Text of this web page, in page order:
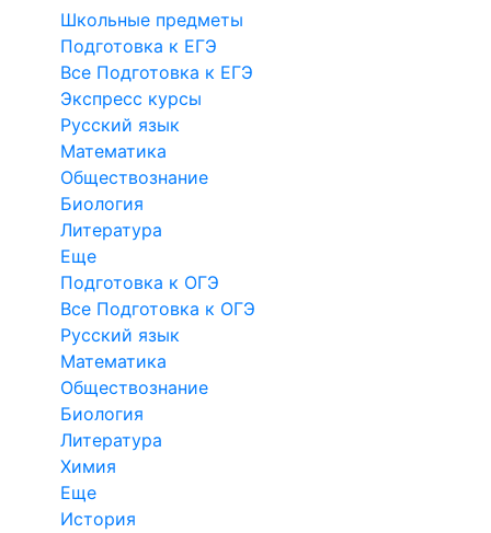
Школьные предметы
Подготовка к ЕГЭ
Все Подготовка к ЕГЭ
Экспресс курсы
Русский язык
Математика
Обществознание
Биология
Литература
Еще
Подготовка к ОГЭ
Все Подготовка к ОГЭ
Русский язык
Математика
Обществознание
Биология
Литература
Химия
Еще
История